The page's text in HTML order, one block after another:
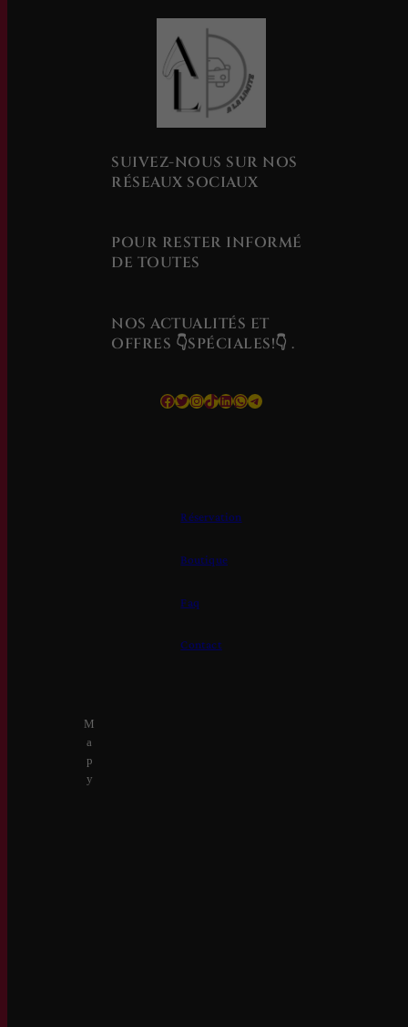
SUIVEZ-NOUS SUR NOS
RÉSEAUX SOCIAUX
POUR RESTER INFORMÉ
DE TOUTES
NOS ACTUALITÉS ET
OFFRES 👇SPÉCIALES!👇 .
Facebook Twitter Instagram TikTok LinkedIn WhatsApp Telegram
Réservation
Boutique
Faq
Contact
M
A
P
Y